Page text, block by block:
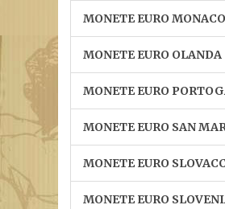
MONETE EURO MONACO
MONETE EURO OLANDA
MONETE EURO
MONETE EURO SAN
MONETE EURO
MONETE EURO